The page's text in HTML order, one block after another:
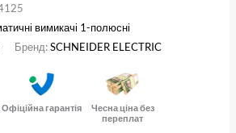
вимикачі 1-полюсні
Бренд:SCHNEIDER ELECTRIC
Офіційна гарантія
Чесна ціна без
переплат